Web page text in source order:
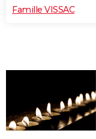
Famille VISSAC